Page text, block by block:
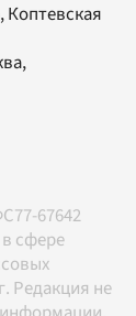
Коптевская
,
67642
сфере
Редакция не